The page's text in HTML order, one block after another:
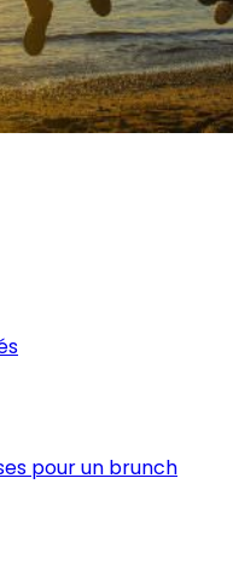
pour un brunch